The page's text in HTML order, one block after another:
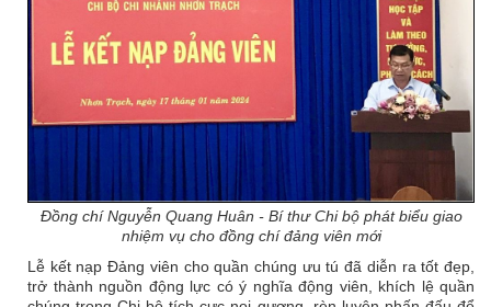
Đồng chí Nguyễn Quang Huân - Bí thư Chi bộ phát biểu giao
nhiệm vụ cho đồng chí đảng viên mới
Lễ kết nạp Đảng viên cho quần chúng ưu tú đã diễn ra tốt đẹp,
trở thành nguồn động lực có ý nghĩa động viên, khích lệ quần